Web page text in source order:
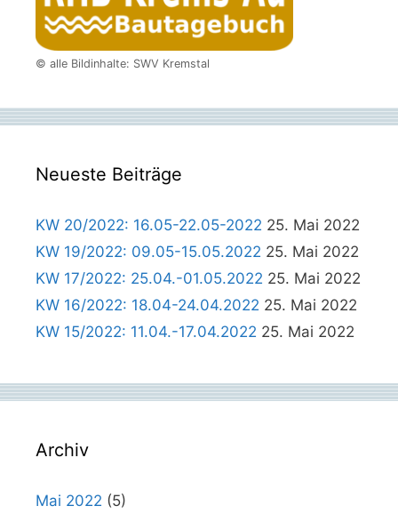
© alle Bildinhalte: SWV Kremstal
Neueste Beiträge
KW 20/2022: 16.05-22.05-2022 25. Mai 2022
KW 19/2022: 09.05-15.05.2022 25. Mai 2022
KW 17/2022: 25.04.-01.05.2022 25. Mai 2022
KW 16/2022: 18.04-24.04.2022 25. Mai 2022
KW 15/2022: 11.04.-17.04.2022 25. Mai 2022
Archiv
Mai 2022 (5)